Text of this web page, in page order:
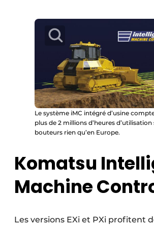
Le système iMC intégré d’usine
plus de 2 millions d’heures d’utilisation
bouteurs rien qu’en Europe.
Komatsu
Machine
Les versions EXi et PXi profitent